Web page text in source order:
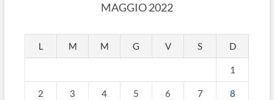
MAGGIO 2022
L M M G V S D
1
2 3 4 5 6 7 8